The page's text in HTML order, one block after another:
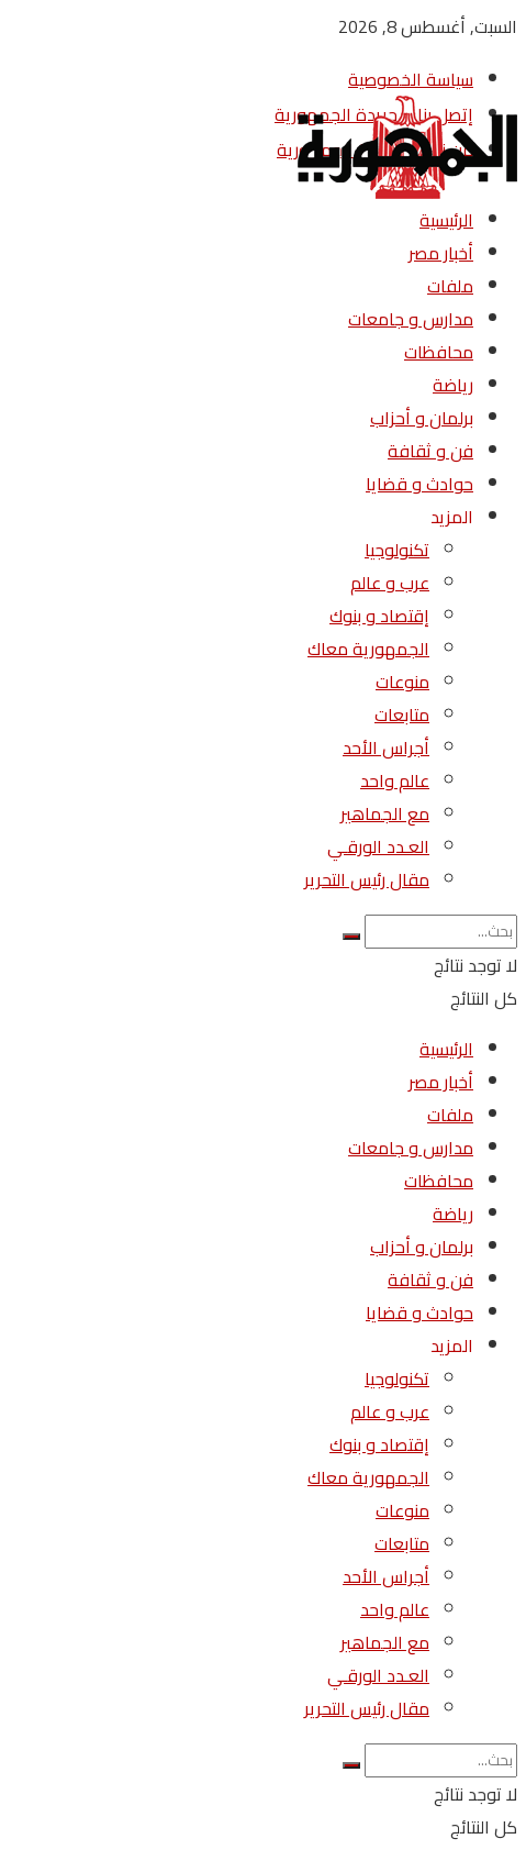
السبت, أغسطس 8, 2026
سياسة الخصوصية
إتصل بنا – جريدة الجمهورية
من نحن – جريدة الجمهورية
الرئيسية
أخبار مصر
ملفات
مدارس و جامعات
محافظات
رياضة
برلمان و أحزاب
فن و ثقافة
حوادث و قضايا
المزيد
تكنولوجيا
عرب و عالم
إقتصاد و بنوك
الجمهورية معاك
منوعات
متابعات
أجراس الأحد
عالم واحد
مع الجماهير
العـدد الورقـي
مقال رئيس التحرير
لا توجد نتائج
كل النتائج
الرئيسية
أخبار مصر
ملفات
مدارس و جامعات
محافظات
رياضة
برلمان و أحزاب
فن و ثقافة
حوادث و قضايا
المزيد
تكنولوجيا
عرب و عالم
إقتصاد و بنوك
الجمهورية معاك
منوعات
متابعات
أجراس الأحد
عالم واحد
مع الجماهير
العـدد الورقـي
مقال رئيس التحرير
لا توجد نتائج
كل النتائج